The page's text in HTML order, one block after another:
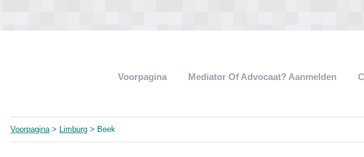
Voorpagina Mediator Of Advocaat? Aanmelden
Voorpagina> Limburg > Beek